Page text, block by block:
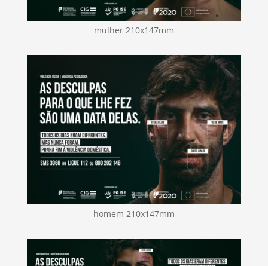
mulher 210x147mm
homem 210x147mm